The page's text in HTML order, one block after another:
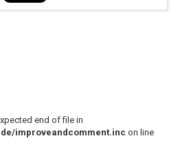
end of file in
improveandcomment.inc on line